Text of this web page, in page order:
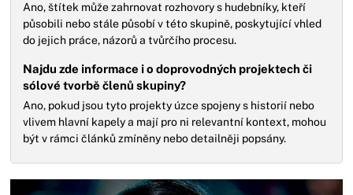
Ano, štítek může zahrnovat rozhovory s hudebníky, kteří
působili nebo stále působí v této skupině, poskytující vhled
do jejich práce, názorů a tvůrčího procesu.
Najdu zde informace i o doprovodných projektech či
sólové tvorbě členů skupiny?
Ano, pokud jsou tyto projekty úzce spojeny s historií nebo
vlivem hlavní kapely a mají pro ni relevantní kontext, mohou
být v rámci článků zmíněny nebo detailněji popsány.